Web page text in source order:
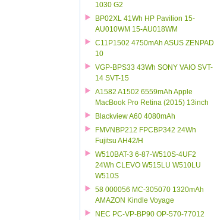
1030 G2
BP02XL 41Wh HP Pavilion 15-
AU010WM 15-AU018WM
C11P1502 4750mAh ASUS ZENPAD
10
VGP-BPS33 43Wh SONY VAIO SVT-
14 SVT-15
A1582 A1502 6559mAh Apple
MacBook Pro Retina (2015) 13inch
Blackview A60 4080mAh
FMVNBP212 FPCBP342 24Wh
Fujitsu AH42/H
W510BAT-3 6-87-W510S-4UF2
24Wh CLEVO W515LU W510LU
W510S
58 000056 MC-305070 1320mAh
AMAZON Kindle Voyage
NEC PC-VP-BP90 OP-570-77012